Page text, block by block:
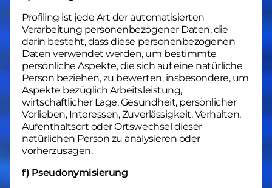
Profiling ist jede Art der automatisierten
Verarbeitung personenbezogener Daten, die
darin besteht, dass diese personenbezogenen
Daten verwendet werden, um bestimmte
persönliche Aspekte, die sich auf eine natürliche
Person beziehen, zu bewerten, insbesondere, um
Aspekte bezüglich Arbeitsleistung,
wirtschaftlicher Lage, Gesundheit, persönlicher
Vorlieben, Interessen, Zuverlässigkeit, Verhalten,
Aufenthaltsort oder Ortswechsel dieser
natürlichen Person zu analysieren oder
vorherzusagen.
f) Pseudonymisierung